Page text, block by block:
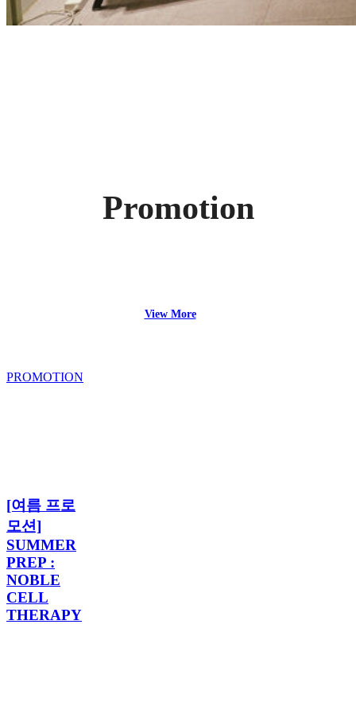
Promotion
View More
PROMOTION
SUMMER
PREP
:
NOBLE
CELL
THERAPY
름
프
로
모
션]
SUMMER
PREP
:
[여름 프로
모션]
SUMMER
PREP :
NOBLE
CELL
THERAPY